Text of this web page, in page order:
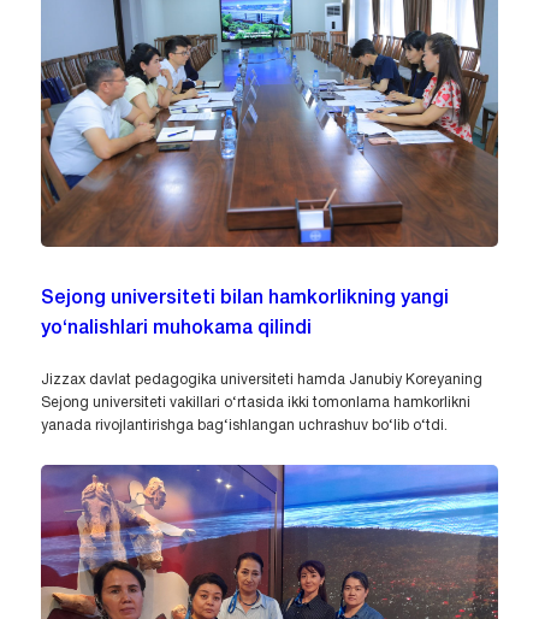
Sejong universiteti bilan hamkorlikning yangi
yo‘nalishlari muhokama qilindi
Jizzax davlat pedagogika universiteti hamda Janubiy Koreyaning
Sejong universiteti vakillari o‘rtasida ikki tomonlama hamkorlikni
yanada rivojlantirishga bag‘ishlangan uchrashuv bo‘lib o‘tdi.